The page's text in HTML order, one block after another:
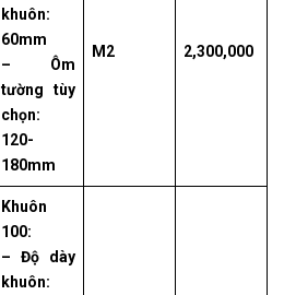
khuôn:
60mm
– Ôm
tường tùy
chọn:
120-
180mm
M2 2,300,000
Khuôn
100:
– Độ dày
khuôn: